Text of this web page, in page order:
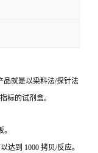
品就是以染料法/探针法
标的试剂盒。
到 1000 拷贝/反应。